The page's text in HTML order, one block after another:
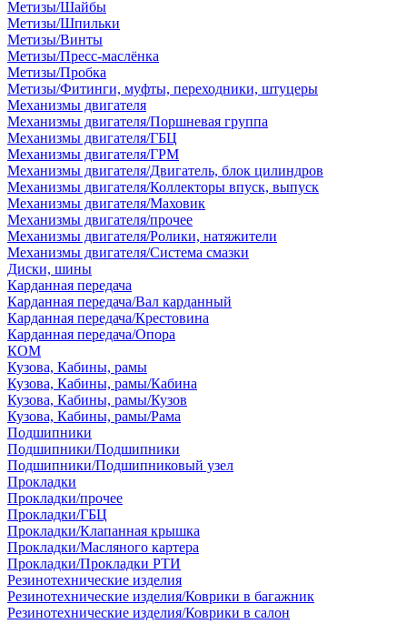
Метизы/Шайбы
Метизы/Шпильки
Метизы/Винты
Метизы/Пресс-маслёнка
Метизы/Пробка
Метизы/Фитинги, муфты, переходники, штуцеры
Механизмы двигателя
Механизмы двигателя/Поршневая группа
Механизмы двигателя/ГБЦ
Механизмы двигателя/ГРМ
Механизмы двигателя/Двигатель, блок цилиндров
Механизмы двигателя/Коллекторы впуск, выпуск
Механизмы двигателя/Маховик
Механизмы двигателя/прочее
Механизмы двигателя/Ролики, натяжители
Механизмы двигателя/Система смазки
Диски, шины
Карданная передача
Карданная передача/Вал карданный
Карданная передача/Крестовина
Карданная передача/Опора
КОМ
Кузова, Кабины, рамы
Кузова, Кабины, рамы/Кабина
Кузова, Кабины, рамы/Кузов
Кузова, Кабины, рамы/Рама
Подшипники
Подшипники/Подшипники
Подшипники/Подшипниковый узел
Прокладки
Прокладки/прочее
Прокладки/ГБЦ
Прокладки/Клапанная крышка
Прокладки/Масляного картера
Прокладки/Прокладки РТИ
Резинотехнические изделия
Резинотехнические изделия/Коврики в багажник
Резинотехнические изделия/Коврики в салон